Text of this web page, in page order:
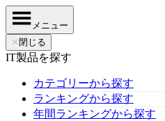
メニュー
✕ 閉じる
IT製品を探す
カテゴリーから探す
ランキングから探す
年間ランキングから探す